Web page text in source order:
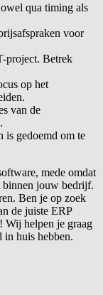
qua timing als
voor
project. Betrek
op het
van de
is gedoemd om te
mede omdat
binnen jouw bedrijf.
Ben je op zoek
de juiste ERP
Wij helpen je graag
in huis hebben.